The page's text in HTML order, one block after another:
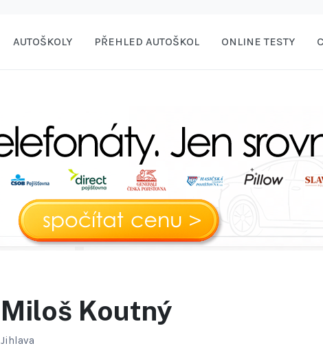
AUTOŠKOLY PŘEHLED AUTOŠKOL ONLINE TESTY
Miloš Koutný
Jihlava